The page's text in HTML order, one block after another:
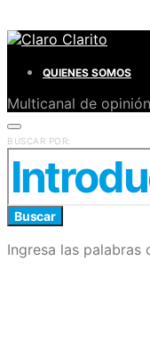
QUIENES SOMOS
Multicanal de
BUSCAR POR:
Buscar
Ingresa las palabras